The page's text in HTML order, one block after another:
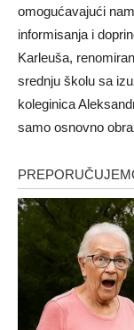
omogućavajući
informisanja i
Karleuša,
srednju školu sa
koleginica
samo osnovno